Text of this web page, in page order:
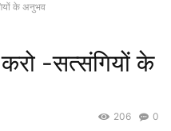
के अनुभव
-सत्संगियों के
0
206